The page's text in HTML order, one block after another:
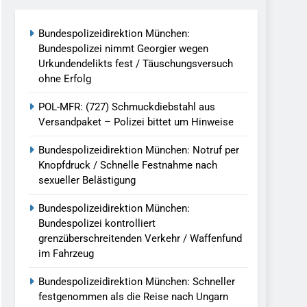
Verkehr / Waffenfund Im
Ungarn Beendet / Bundespolizei Nimmt
Aufgefunden – Tierheim Übernimmt
Ermittlungen Der Finanzkontrolle
Vereinigung Geht Ins Netz –
In Saarbrücken
/ Bundespolizei Ermittelt Wegen
Bundespolizeidirektion München:
Bundespolizei nimmt Georgier wegen
Urkundendelikts fest / Täuschungsversuch
ohne Erfolg
POL-MFR: (727) Schmuckdiebstahl aus
Versandpaket – Polizei bittet um Hinweise
Bundespolizeidirektion München: Notruf per
Knopfdruck / Schnelle Festnahme nach
sexueller Belästigung
Bundespolizeidirektion München:
Bundespolizei kontrolliert
grenzüberschreitenden Verkehr / Waffenfund
im Fahrzeug
Bundespolizeidirektion München: Schneller
festgenommen als die Reise nach Ungarn